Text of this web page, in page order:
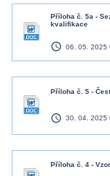
Příloha č. 5a -
kvalifikace
access_time 06. 05. 2025
Příloha č. 5 -
access_time 30. 04. 2025
Příloha č. 4 -